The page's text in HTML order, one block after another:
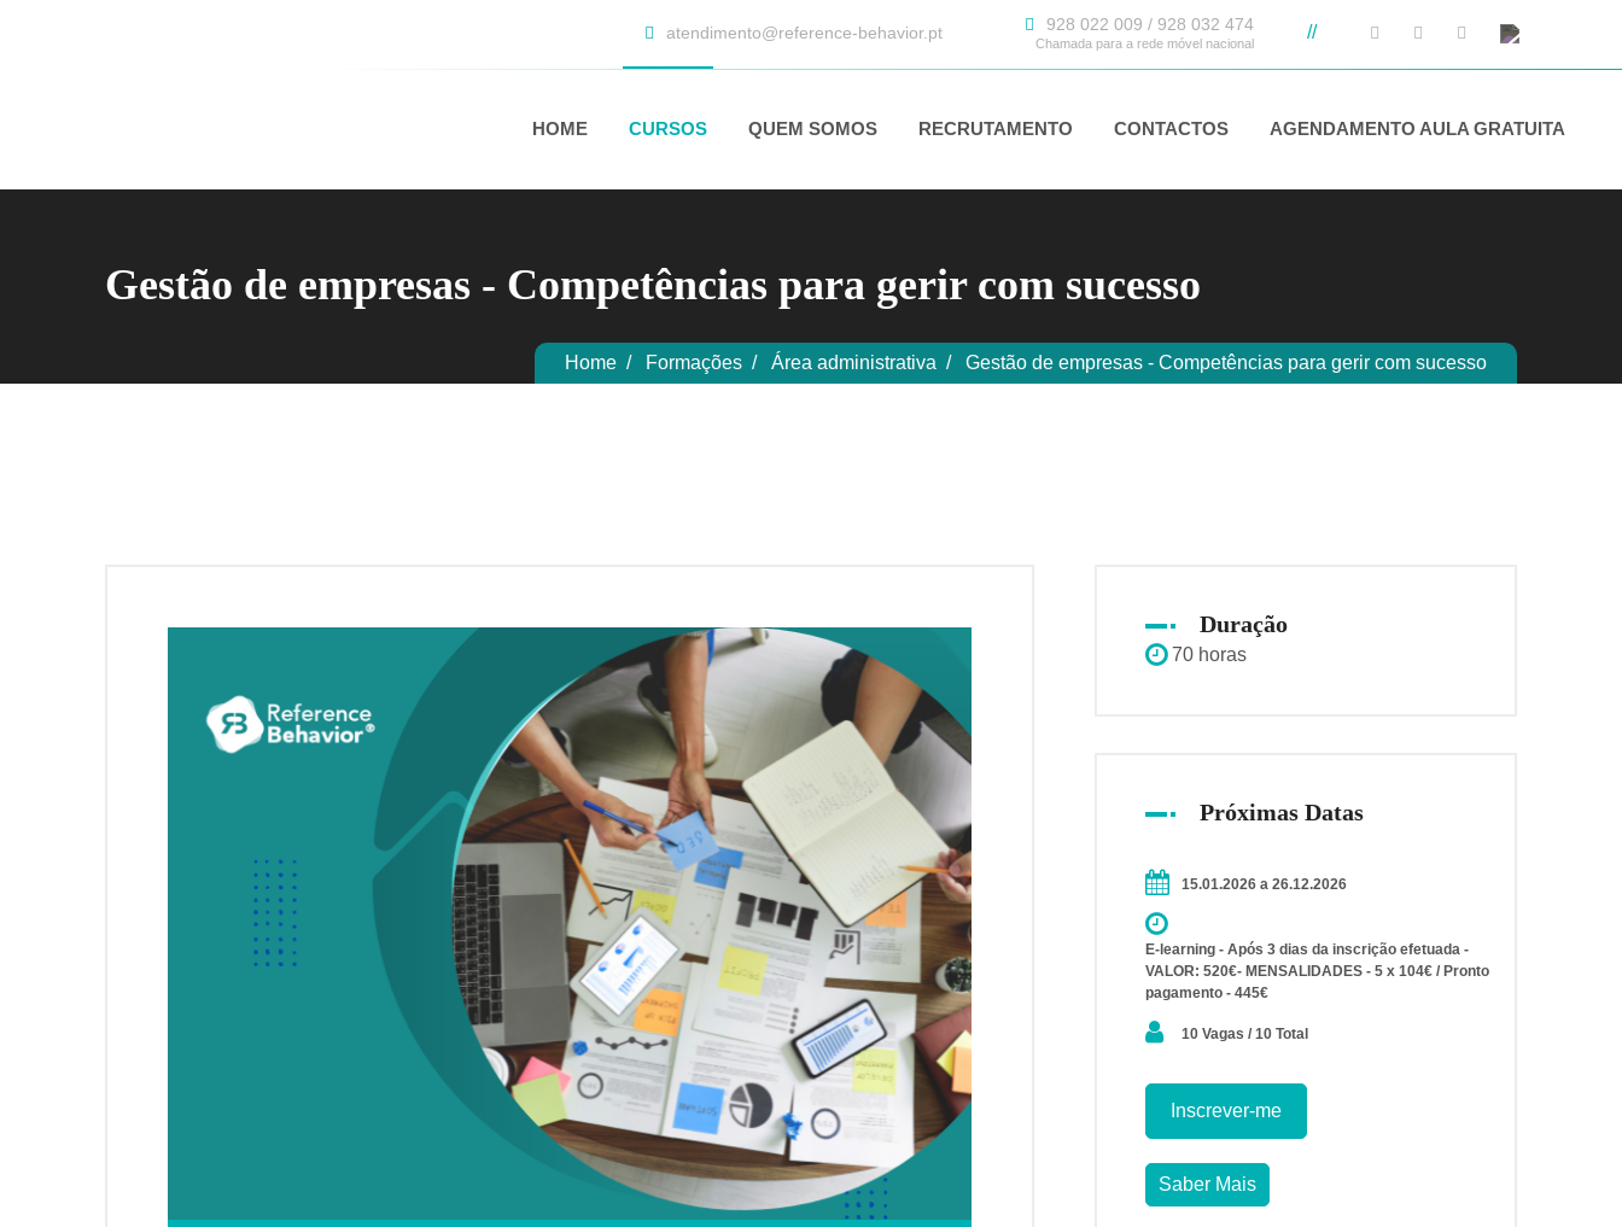
atendimento@reference-behavior.pt 928 022 009 / 928 032 474
Chamada para a rede móvel nacional
//
HOME CURSOS QUEM SOMOS RECRUTAMENTO CONTACTOS AGENDAMENTO AULA GRATUITA
Gestão de empresas - Competências para gerir com sucesso
Home Formações Área administrativa Gestão de empresas - Competências para gerir com sucesso
Duração
70 horas
Próximas Datas
15.01.2026 a 26.12.2026
E-learning - Após 3 dias da inscrição efetuada -
VALOR: 520€- MENSALIDADES - 5 x 104€ / Pronto
pagamento - 445€
10 Vagas / 10 Total
Inscrever-me
Saber Mais